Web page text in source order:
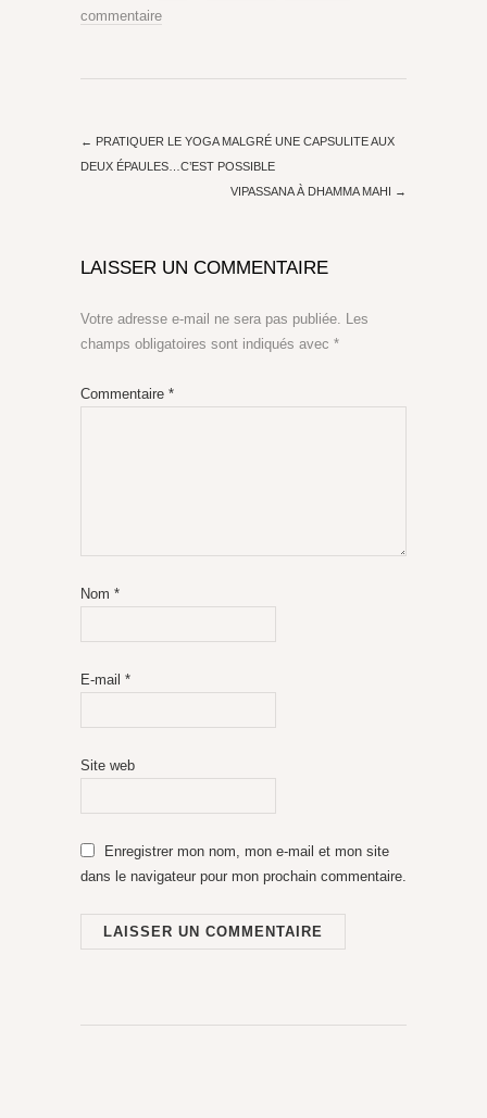
commentaire
← PRATIQUER LE YOGA MALGRÉ UNE CAPSULITE AUX
DEUX ÉPAULES…C’EST POSSIBLE
VIPASSANA À DHAMMA MAHI →
LAISSER UN COMMENTAIRE
Votre adresse e-mail ne sera pas publiée. Les
champs obligatoires sont indiqués avec *
Commentaire *
Nom *
E-mail *
Site web
Enregistrer mon nom, mon e-mail et mon site
dans le navigateur pour mon prochain commentaire.